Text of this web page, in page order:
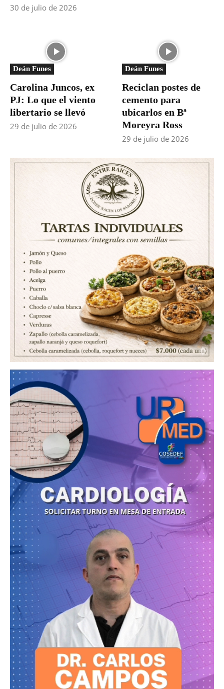
30 de julio de 2026
Deán Funes
Carolina Juncos, ex
PJ: Lo que el viento
libertario se llevó
29 de julio de 2026
Deán Funes
Reciclan postes de
cemento para
ubicarlos en Bª
Moreyra Ross
29 de julio de 2026